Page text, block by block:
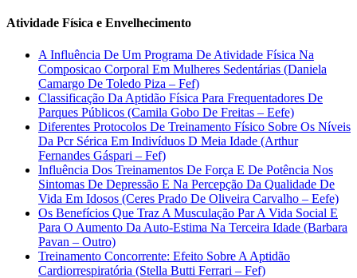
Atividade Física e Envelhecimento
A Influência De Um Programa De Atividade Física Na
Composicao Corporal Em Mulheres Sedentárias (Daniela
Camargo De Toledo Piza – Fef)
Classificação Da Aptidão Física Para Frequentadores De
Parques Públicos (Camila Gobo De Freitas – Eefe)
Diferentes Protocolos De Treinamento Físico Sobre Os Níveis
Da Pcr Sérica Em Indivíduos D Meia Idade (Arthur
Fernandes Gáspari – Fef)
Influência Dos Treinamentos De Força E De Potência Nos
Sintomas De Depressão E Na Percepção Da Qualidade De
Vida Em Idosos (Ceres Prado De Oliveira Carvalho – Eefe)
Os Benefícios Que Traz A Musculação Par A Vida Social E
Para O Aumento Da Auto-Estima Na Terceira Idade (Barbara
Pavan – Outro)
Treinamento Concorrente: Efeito Sobre A Aptidão
Cardiorrespiratória (Stella Butti Ferrari – Fef)